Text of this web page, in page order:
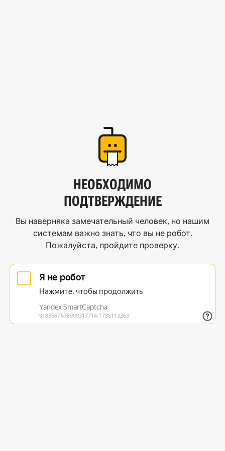
НЕОБХОДИМО
ПОДТВЕРЖДЕНИЕ
Вы наверняка замечательный человек, но нашим
системам важно знать, что вы не робот.
Пожалуйста, пройдите проверку.